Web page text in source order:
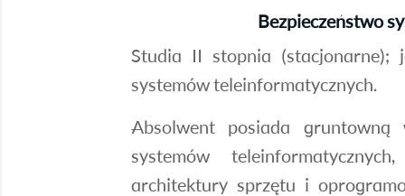
Bezpieczeństwo
Studia II stopnia (stacjonarne);
systemów teleinformatycznych.
Absolwent posiada
systemów
architektury sprzętu i